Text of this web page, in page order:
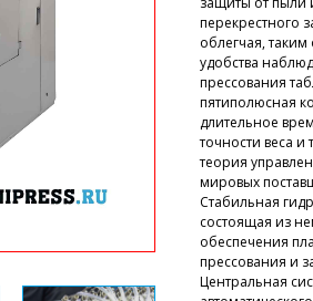
перекрестного
облегчая,
удобства
прессования
пятиполюсная
длительное
точности веса и
теория
мировых
Стабильная
состоящая из
обеспечения
прессования и
Центральная